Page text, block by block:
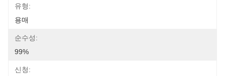
유형:
용매
순수성:
99%
신청: